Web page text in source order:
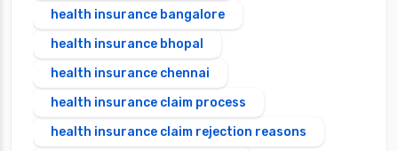
health insurance bangalore
health insurance bhopal
health insurance chennai
health insurance claim process
health insurance claim rejection reasons